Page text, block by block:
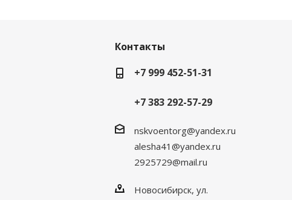
Контакты
+7 999 452-51-31
+7 383 292-57-29
nskvoentorg@yandex.ru
alesha41@yandex.ru
2925729@mail.ru
Новосибирск, ул.